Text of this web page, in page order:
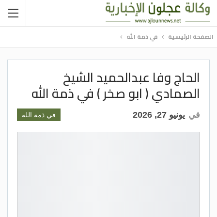
الصفحة الرئيسية في ذمة الله
الحاج وفا عبدالحميد الشيخ
الصمادي ( ابو صخر ) في ذمة الله
في ذمة الله في يونيو 27, 2026